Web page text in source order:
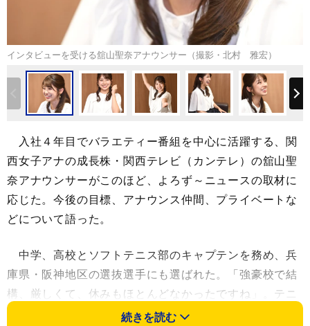
インタビューを受ける舘山聖奈アナウンサー（撮影・北村 雅宏）
入社４年目でバラエティー番組を中心に活躍する、関
西女子アナの成長株・関西テレビ（カンテレ）の舘山聖
奈アナウンサーがこのほど、よろず～ニュースの取材に
応じた。今後の目標、アナウンス仲間、プライベートな
どについて語った。
中学、高校とソフトテニス部のキャプテンを務め、兵
庫県・阪神地区の選抜選手にも選ばれた。「強豪校で結
構、厳しくて、休みもほとんどなかったですね」。テニ
ス一色の日々ではあったが、その経験が現在も生きてい
続きを読む